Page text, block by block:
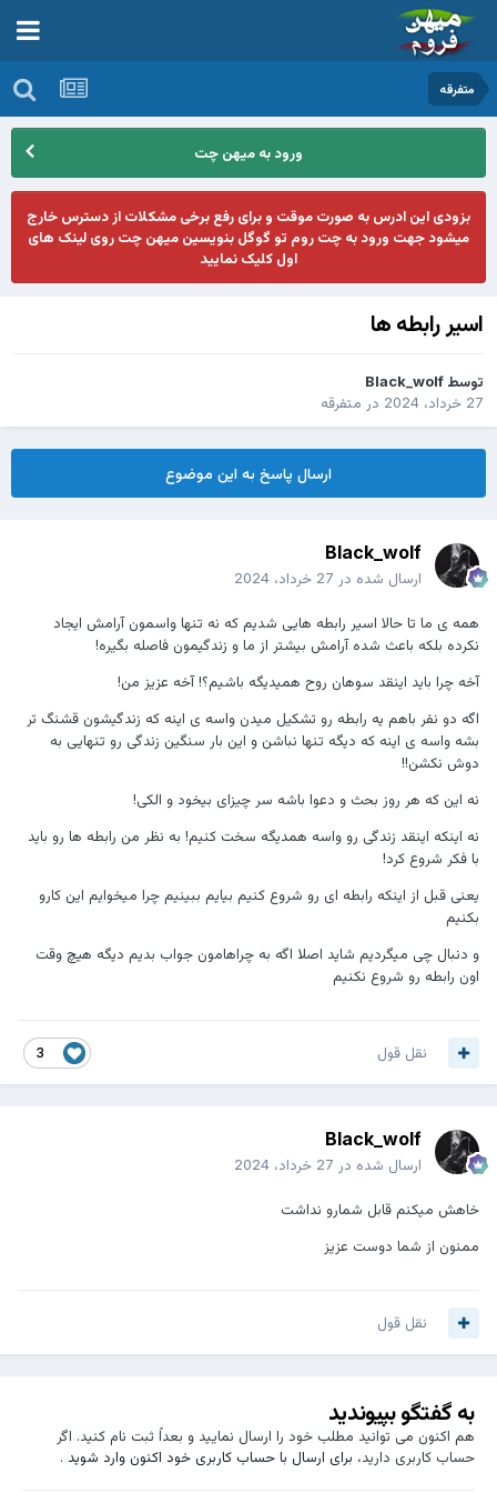
متفرقه
ورود به میهن چت
بزودی این ادرس به صورت موقت و برای رفع برخی مشکلات از دسترس خارج
میشود جهت ورود به چت روم تو گوگل بنویسین میهن چت روی لینک های
اول کلیک نمایید
اسیر رابطه ها
توسط Black_wolf
27 خرداد، 2024
در متفرقه
ارسال پاسخ به این موضوع
Black_wolf
ارسال شده در 27 خرداد، 2024
همه ی ما تا حالا اسیر رابطه هایی شدیم که نه تنها واسمون آرامش ایجاد
نکرده بلکه باعث شده آرامش بیشتر از ما و زندگیمون فاصله بگیره!
آخه چرا باید اینقد سوهان روح همیدیگه باشیم؟! آخه عزیز من!
اگه دو نفر باهم یه رابطه رو تشکیل میدن واسه ی اینه که زندگیشون قشنگ تر
بشه واسه ی اینه که دیگه تنها نباشن و این بار سنگین زندگی رو تنهایی به
دوش نکشن!!
نه این که هر روز بحث و دعوا باشه سر چیزای بیخود و الکی!
نه اینکه اینقد زندگی رو واسه همدیگه سخت کنیم! به نظر من رابطه ها رو باید
با فکر شروع کرد!
یعنی قبل از اینکه رابطه ای رو شروع کنیم بیایم ببینیم چرا میخوایم این کارو
بکنیم
و دنبال چی میگردیم شاید اصلا اگه به چراهامون جواب بدیم دیگه هیچ وقت
اون رابطه رو شروع نکنیم
3 نقل قول
Black_wolf
ارسال شده در 27 خرداد، 2024
خاهش میکنم قابل شمارو نداشت
ممنون از شما دوست عزیز
نقل قول
به گفتگو بپیوندید
هم اکنون می توانید مطلب خود را ارسال نمایید و بعداً ثبت نام کنید. اگر
حساب کاربری دارید، برای ارسال با حساب کاربری خود اکنون وارد شوید.